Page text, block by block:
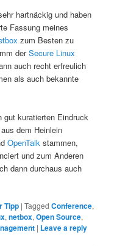
hartnäckig und haben
Fassung meines
zum Besten zu
derSecure Linux
auch recht erfreulich
als auch bekannte
gut kuratierten Eindruck
dem Heinlein
OpenTalk stammen,
und zum Anderen
dann durchaus auch
Tipp |Tagged Conference,
,netbox,Open Source,
| Leave a reply